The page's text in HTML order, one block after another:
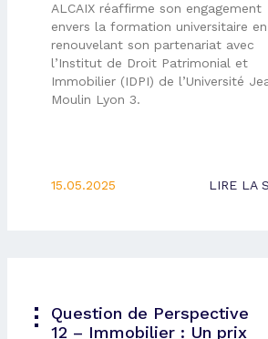
ALCAIX réaffirme son engagement
envers la formation universitaire en
renouvelant son partenariat avec
l’Institut de Droit Patrimonial et
Immobilier (IDPI) de l’Université
Moulin Lyon 3.
15.05.2025 LIRE LA
Question de Perspective
12 – Immobilier : Un prix